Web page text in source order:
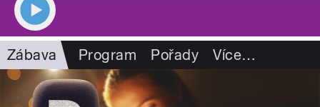
Zábava Program Pořady Více…